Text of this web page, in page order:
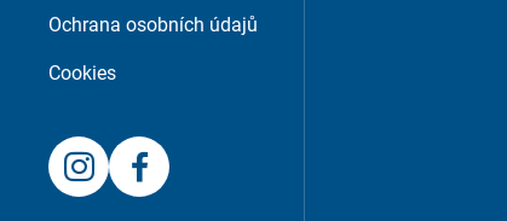
Ochrana osobních údajů
Cookies